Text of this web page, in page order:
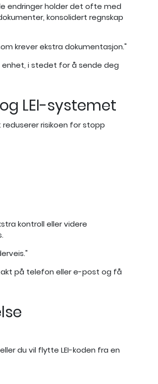
endringer holder det ofte med
konsolidert regnskap
krever ekstra dokumentasjon."
i stedet for å sende deg
LEI-systemet
reduserer risikoen for stopp
kontroll eller videre
på telefon eller e-post og få
du vil flytte LEI-koden fra en